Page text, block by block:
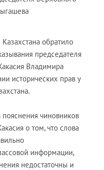
обратило
председателя
Владимира
исторических прав у
чиновников
о том, что слова
информации,
недостаточны и